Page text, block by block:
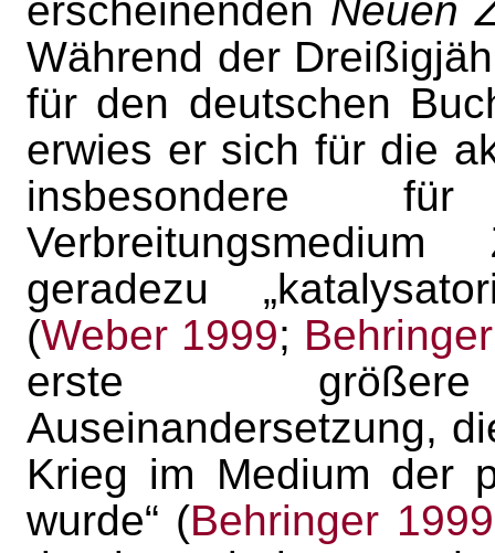
erscheinenden Neuen
Während der
für den deutschen
erwies er sich für die
insbesondere
geradezu
(Weber 1999;
erste größere
Auseinandersetzung,
Krieg im Medium der
wurde“ (Behringer 1999